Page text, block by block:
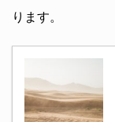
ります。